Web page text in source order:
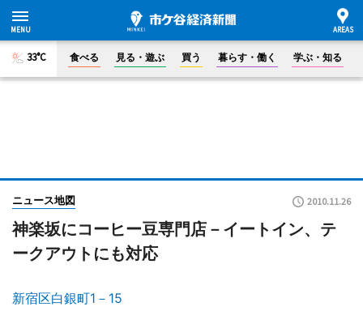
33°C 食べる 見る・遊ぶ 買う 暮らす・働く 学ぶ・知る
ニュース地図 2010.11.26
神楽坂にコーヒー豆専門店－イートイン、テ
ークアウトにも対応
新宿区白銀町1－15